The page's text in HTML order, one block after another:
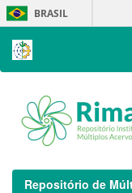
Skip
navigation
BRASIL
Repositório de